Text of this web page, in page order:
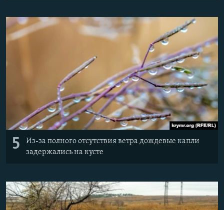
5
Из-за полного отсутствия ветра дождевые капли
задержались на кусте